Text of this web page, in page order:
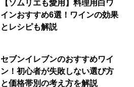
【ソムリエも愛用】料理用白ワ
インおすすめ6選！ワインの効果
とレシピも解説
セブンイレブンのおすすめワイ
ン！初心者が失敗しない選び方
と価格帯別の考え方を解説